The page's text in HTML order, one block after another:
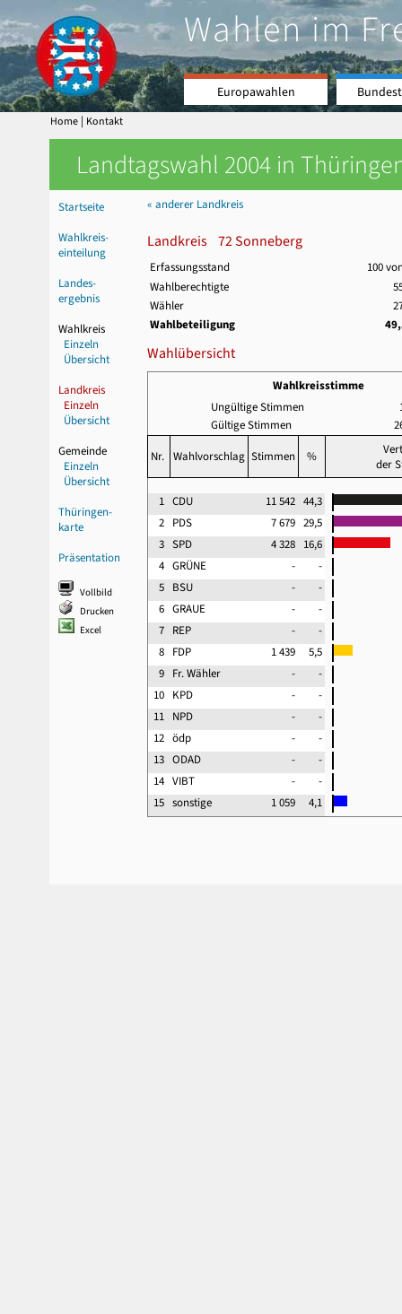
Wahlen im
Europawahlen
Home | Kontakt
Landtagswahl 2004 in
Startseite
Wahlkreis-
einteilung
Landes-
ergebnis
Wahlkreis
Einzeln
Übersicht
Landkreis
Einzeln
Übersicht
Gemeinde
Einzeln
Übersicht
Thüringen-
karte
Präsentation
Vollbild
Drucken
Excel
« anderer Landkreis
Landkreis 72 Sonneberg
Erfassungsstand
100
Wahlberechtigte
Wähler
Wahlbeteiligung
Wahlübersicht
Wahlkreisstimme
Ungültige Stimmen
Gültige Stimmen
Nr. Wahlvorschlag Stimmen %
der
1 CDU 11 542 44,3
2 PDS 7 679 29,5
3 SPD 4 328 16,6
4 GRÜNE -
-
5 BSU -
-
6 GRAUE -
-
7 REP -
-
8 FDP 1 439
5,5
9 Fr. Wähler -
-
10 KPD -
-
11 NPD -
-
12 ödp -
-
13 ODAD -
-
14 VIBT -
-
15 sonstige 1 059 4,1